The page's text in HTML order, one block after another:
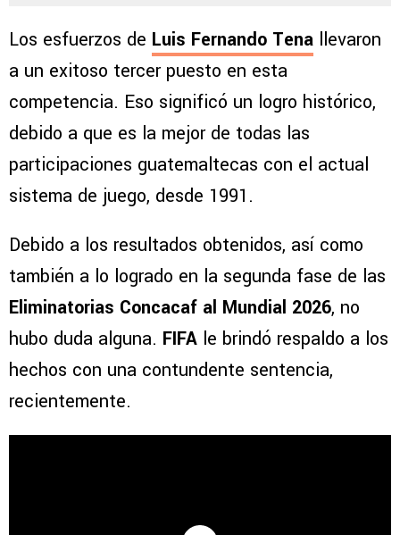
Los esfuerzos de Luis Fernando Tena llevaron
a un exitoso tercer puesto en esta
competencia. Eso significó un logro histórico,
debido a que es la mejor de todas las
participaciones guatemaltecas con el actual
sistema de juego, desde 1991.
Debido a los resultados obtenidos, así como
también a lo logrado en la segunda fase de las
Eliminatorias Concacaf al Mundial 2026, no
hubo duda alguna. FIFA le brindó respaldo a los
hechos con una contundente sentencia,
recientemente.